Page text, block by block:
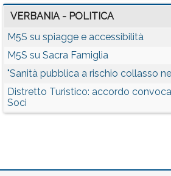
VERBANIA - POLITICA
M5S su spiagge e accessibilità
M5S su Sacra Famiglia
"Sanità pubblica a rischio collasso
Distretto Turistico: accordo
Soci